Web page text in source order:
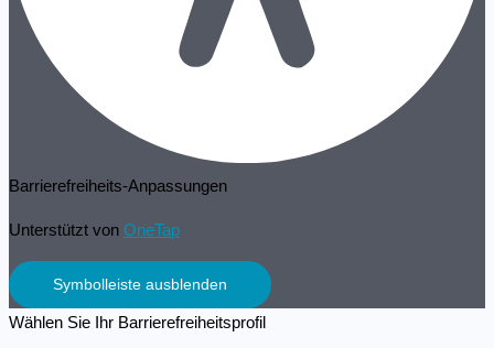
Barrierefreiheits-Anpassungen
Unterstützt von OneTap
Symbolleiste ausblenden
Wählen Sie Ihr Barrierefreiheitsprofil